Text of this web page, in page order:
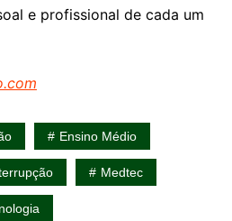
e profissional de cada um
Ensino Médio
Medtec